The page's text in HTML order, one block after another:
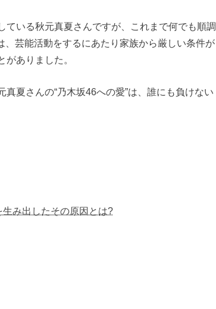
いる秋元真夏さんですが、これまで何でも順調
芸能活動をするにあたり家族から厳しい条件が
ありました。
夏さんの“乃木坂46への愛”は、誰にも負けない
み出したその原因とは?